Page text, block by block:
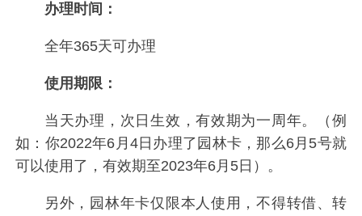
办理时间：
全年365天可办理
使用期限：
当天办理，次日生效，有效期为一周年。（例
如：你2022年6月4日办理了园林卡，那么6月5号就
可以使用了，有效期至2023年6月5日）。
另外，园林年卡仅限本人使用，不得转借、转